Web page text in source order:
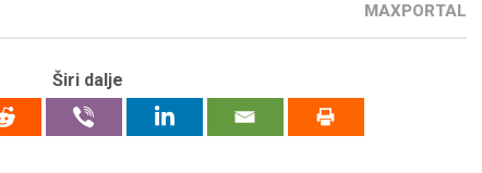
MAXPORTAL
Širi dalje